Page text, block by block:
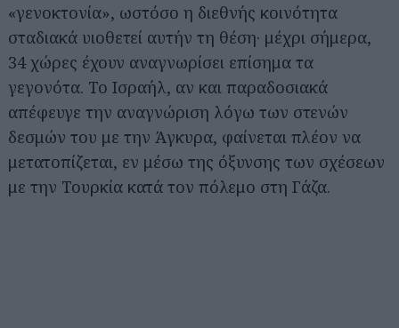
«γενοκτονία», ωστόσο η διεθνής κοινότητα
σταδιακά υιοθετεί αυτήν τη θέση· μέχρι σήμερα,
34 χώρες έχουν αναγνωρίσει επίσημα τα
γεγονότα. Το Ισραήλ, αν και παραδοσιακά
απέφευγε την αναγνώριση λόγω των στενών
δεσμών του με την Άγκυρα, φαίνεται πλέον να
μετατοπίζεται, εν μέσω της όξυνσης των σχέσεων
με την Τουρκία κατά τον πόλεμο στη Γάζα.